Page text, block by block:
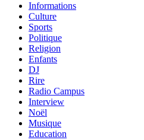
Informations
Culture
Sports
Politique
Religion
Enfants
DJ
Rire
Radio Campus
Interview
Noël
Musique
Education